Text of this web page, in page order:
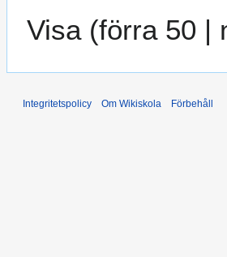
Visa (förra 50 |
Integritetspolicy Om Wikiskola Förbehåll